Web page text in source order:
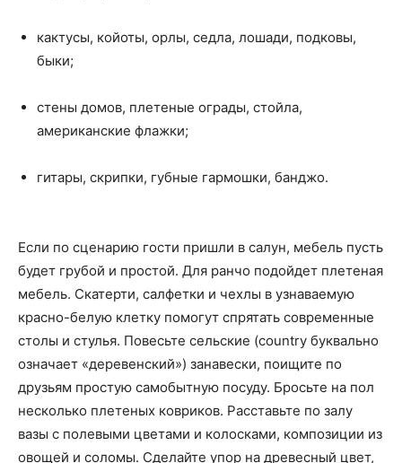
кактусы, койоты, орлы, седла, лошади, подковы,
быки;
стены домов, плетеные ограды, стойла,
американские флажки;
гитары, скрипки, губные гармошки, банджо.
Если по сценарию гости пришли в салун, мебель пусть
будет грубой и простой. Для ранчо подойдет плетеная
мебель. Скатерти, салфетки и чехлы в узнаваемую
красно-белую клетку помогут спрятать современные
столы и стулья. Повесьте сельские (country буквально
означает «деревенский») занавески, поищите по
друзьям простую самобытную посуду. Бросьте на пол
несколько плетеных ковриков. Расставьте по залу
вазы с полевыми цветами и колосками, композиции из
овощей и соломы. Сделайте упор на древесный цвет,